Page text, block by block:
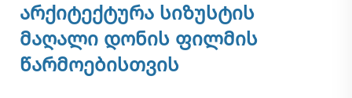
არქიტექტურა სიზუსტის
მაღალი დონის ფილმის
წარმოებისთვის